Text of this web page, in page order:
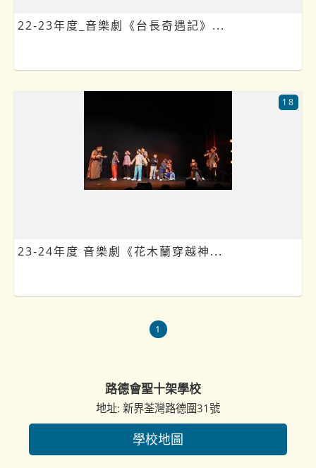
22-23年度_音樂劇《台長奇遇記》...
23-24年度 音樂劇《花木蘭穿越神...
18
1
路德會聖十架學校
地址: 新界荃灣路德圍31號
學校地圖